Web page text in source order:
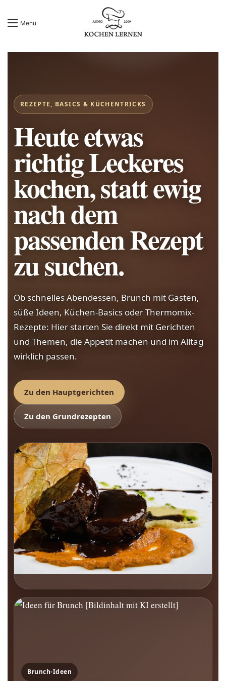
Menü
REZEPTE, BASICS & KÜCHENTRICKS
Heute etwas
richtig Leckeres
kochen, statt ewig
nach dem
passenden Rezept
zu suchen.
Ob schnelles Abendessen, Brunch mit Gästen,
süße Ideen, Küchen-Basics oder Thermomix-
Rezepte: Hier starten Sie direkt mit Gerichten
und Themen, die Appetit machen und im Alltag
wirklich passen.
Zu den Hauptgerichten
Zu den Grundrezepten
Brunch-Ideen